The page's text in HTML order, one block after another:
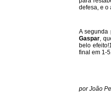
defesa, e o
A segunda
Gaspar,
belo
final em 1-
por João